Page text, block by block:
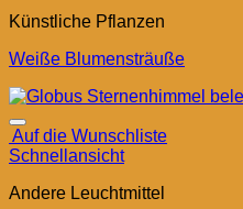
Künstliche Pflanzen
Weiße Blumensträuße
Auf die Wunschliste
Schnellansicht
Andere Leuchtmittel